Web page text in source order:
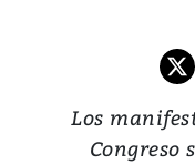
Los
Congreso